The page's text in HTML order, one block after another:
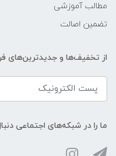
مطالب آموزشی
تضمین اصالت
از تخفیف‌ها و جدیدترین‌های
ما را در شبکه‌های اجتماعی